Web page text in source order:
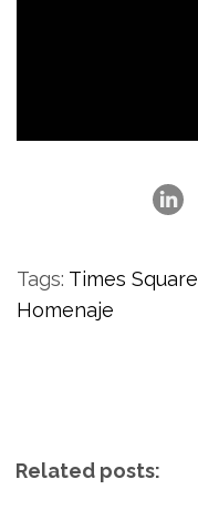
Tags: Times Square
Homenaje
Related posts: